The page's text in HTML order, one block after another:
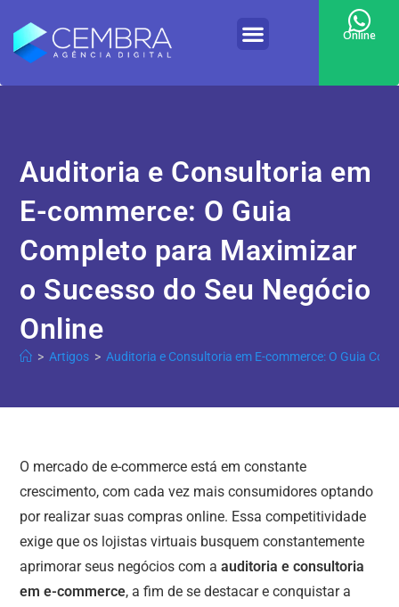
Online
Auditoria e Consultoria em
E-commerce: O Guia
Completo para Maximizar
o Sucesso do Seu Negócio
Online
> Artigos > Auditoria e Consultoria em E-commerce: O Guia
O mercado de e-commerce está em constante
crescimento, com cada vez mais consumidores optando
por realizar suas compras online. Essa competitividade
exige que os lojistas virtuais busquem constantemente
aprimorar seus negócios com aauditoria e consultoria
em e-commerce, a fim de se destacar e conquistar a